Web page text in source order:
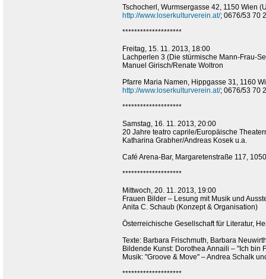
Tschocherl, Wurmsergasse 42, 1150 Wien
http://www.loserkulturverein.at/; 0676/53 70
********************
Freitag, 15. 11. 2013, 18:00
Lachperlen 3 (Die stürmische Mann-Frau-
Manuel Girisch/Renate Woltron
Pfarre Maria Namen, Hippgasse 31, 1160
http://www.loserkulturverein.at/; 0676/53 70
********************
Samstag, 16. 11. 2013, 20:00
20 Jahre teatro caprile/Europäische
Katharina Grabher/Andreas Kosek u.a.
Café Arena-Bar, Margaretenstraße 117,
********************
Mittwoch, 20. 11. 2013, 19:00
Frauen Bilder – Lesung mit Musik und
Anita C. Schaub (Konzept & Organisation)
Österreichische Gesellschaft für Literatur,
Texte: Barbara Frischmuth, Barbara
Bildende Kunst: Dorothea Annaili – "Ich bin
Musik: "Groove & Move" – Andrea Schalk
********************